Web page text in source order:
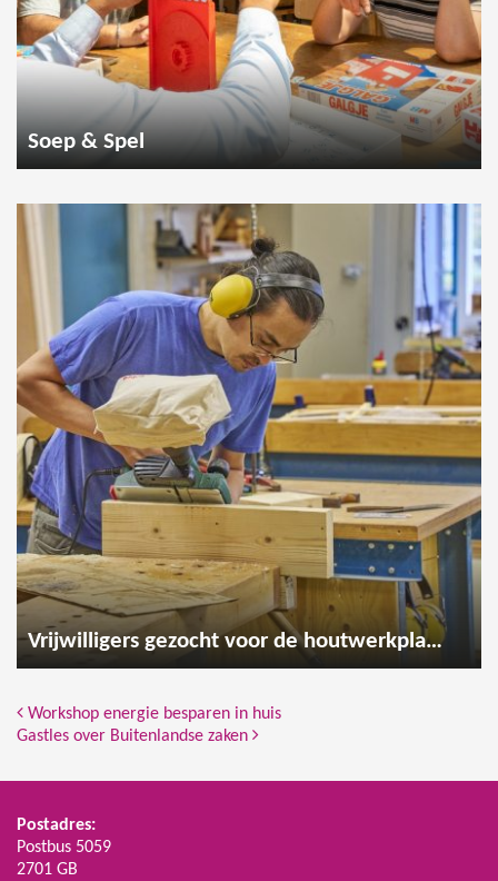
Soep & Spel
Vrijwilligers gezocht voor de houtwerkplaats
Bericht Navigatie
Workshop energie besparen in huis
Gastles over Buitenlandse zaken
Postadres:
Postbus 5059
2701 GB